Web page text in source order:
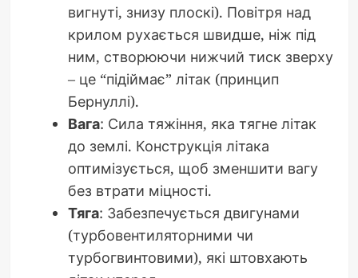
вигнуті, знизу плоскі). Повітря над
крилом рухається швидше, ніж під
ним, створюючи нижчий тиск зверху
– це “підіймає” літак (принцип
Бернуллі).
Вага: Сила тяжіння, яка тягне літак
до землі. Конструкція літака
оптимізується, щоб зменшити вагу
без втрати міцності.
Тяга: Забезпечується двигунами
(турбовентиляторними чи
турбогвинтовими), які штовхають